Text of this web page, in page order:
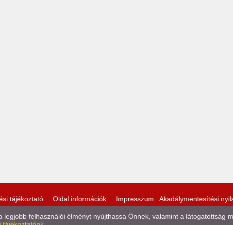
tájékoztató Oldal információk Impresszum Akadálymentesítési
felhasználói élményt nyújthassa Önnek, valamint a látogatottság